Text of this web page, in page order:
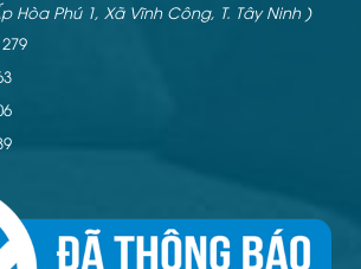
Hòa Phú 1, Xã Vĩnh Công, T. Tây Ninh )